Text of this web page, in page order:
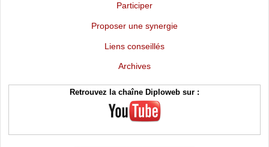
Participer
Proposer une synergie
Liens conseillés
Archives
Retrouvez la chaîne Diploweb sur :